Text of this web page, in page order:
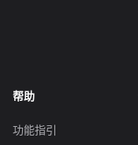
帮助
功能指引